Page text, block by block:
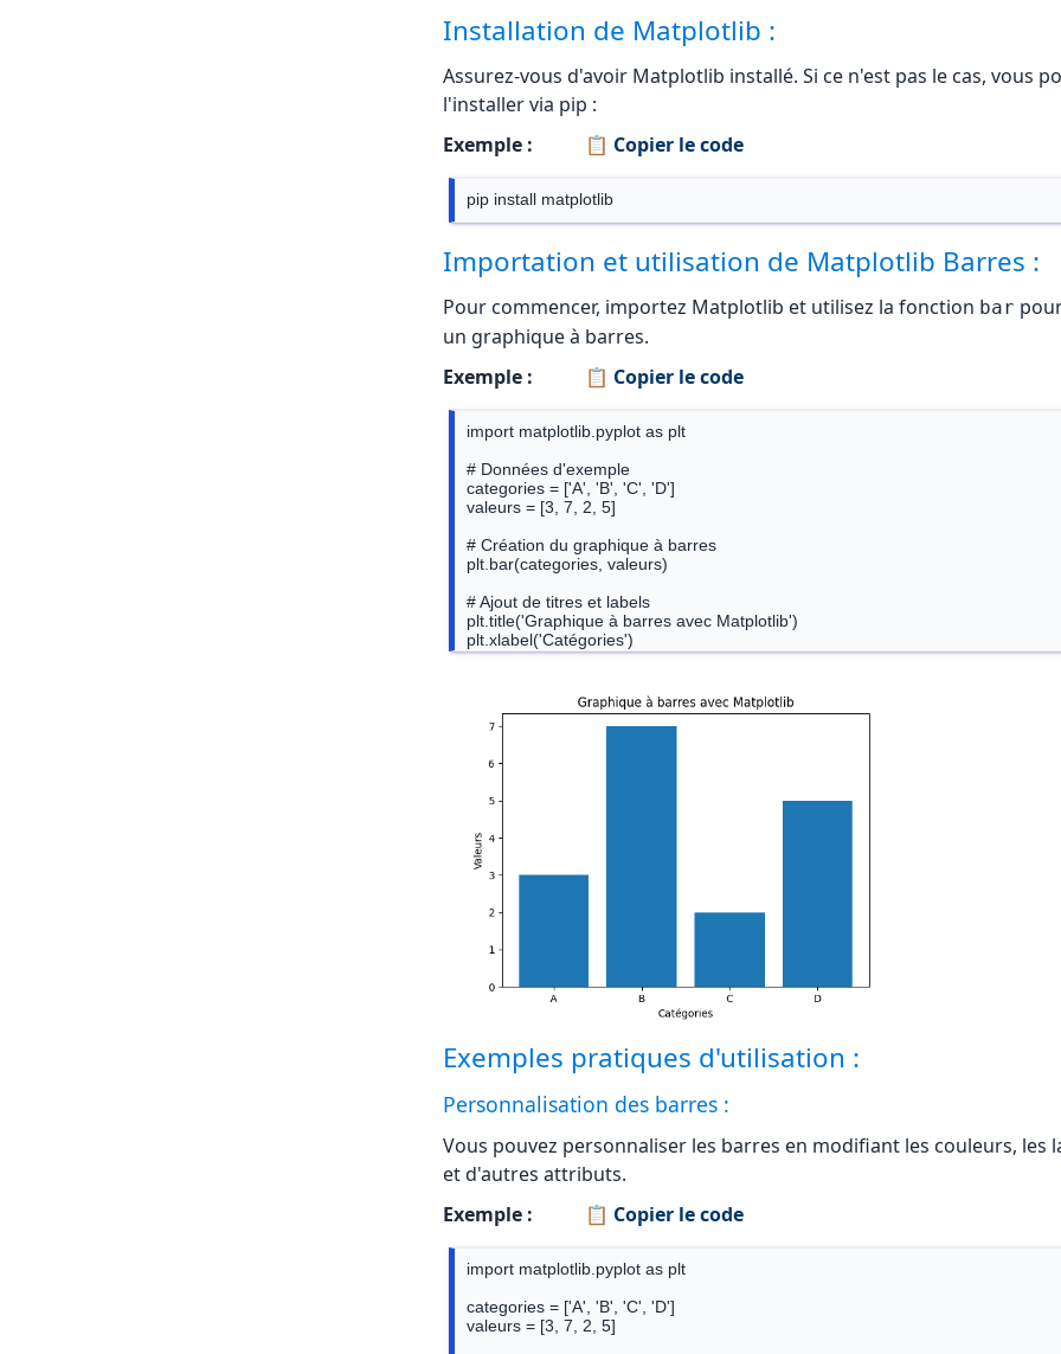
Installation de Matplotlib :
Assurez-vous d'avoir Matplotlib installé. Si ce n'est pas le cas, vous
l'installer via pip :
Exemple :
📋 Copier le code
pip install matplotlib
Importation et utilisation de Matplotlib Barres :
Pour commencer, importez Matplotlib et utilisez la fonction bar
un graphique à barres.
Exemple :
📋 Copier le code
import matplotlib.pyplot as plt
# Données d'exemple
categories = ['A', 'B', 'C', 'D']
valeurs = [3, 7, 2, 5]
# Création du graphique à barres
plt.bar(categories, valeurs)
# Ajout de titres et labels
plt.title('Graphique à barres avec Matplotlib')
plt.xlabel('Catégories')
plt.ylabel('Valeurs')
# Affichage du graphique à barres
Exemples pratiques d'utilisation :
Personnalisation des barres :
Vous pouvez personnaliser les barres en modifiant les couleurs, les
et d'autres attributs.
Exemple :
📋 Copier le code
import matplotlib.pyplot as plt
categories = ['A', 'B', 'C', 'D']
valeurs = [3, 7, 2, 5]